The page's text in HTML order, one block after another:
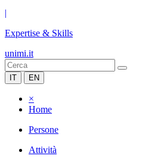
|
Expertise & Skills
unimi.it
IT EN
×
Home
Persone
Attività